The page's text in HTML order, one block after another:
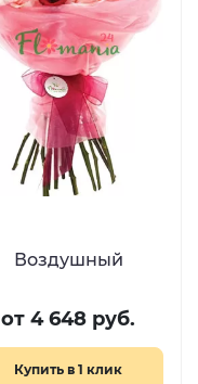
Воздушный
от 4 648 руб.
Купить в 1 клик